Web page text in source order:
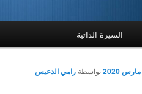
السيرة الذاتية
بواسطة رامي الدعيس